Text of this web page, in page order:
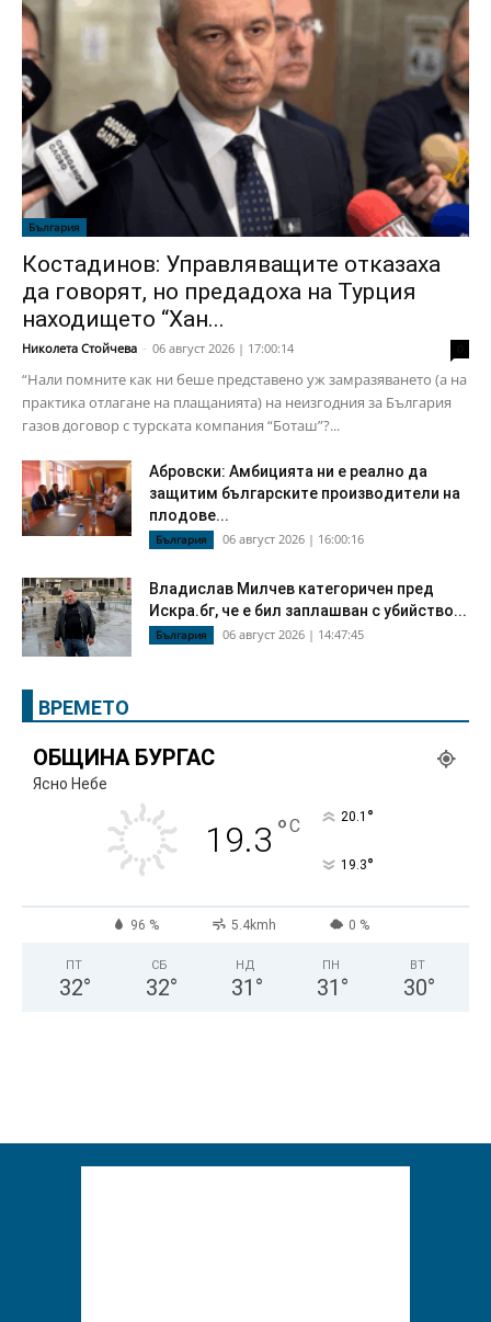
България
Костадинов: Управляващите отказаха
да говорят, но предадоха на Турция
находището “Хан...
Николета Стойчева - 06 август 2026 | 17:00:14
“Нали помните как ни беше представено уж замразяването (а на
практика отлагане на плащанията) на неизгодния за България
газов договор с турската компания “Боташ”?...
Абровски: Амбицията ни е реално да
защитим българските производители на
плодове...
България 06 август 2026 | 16:00:16
Владислав Милчев категоричен пред
Искра.бг, че е бил заплашван с убийство...
България 06 август 2026 | 14:47:45
ВРЕМЕТО
ОБЩИНА БУРГАС
Ясно Небе
19.3 °C 20.1 °
19.3°
96 % 5.4kmh 0 %
ПТ
32°
СБ
32°
НД
31 °
ПН
31 °
ВТ
30°